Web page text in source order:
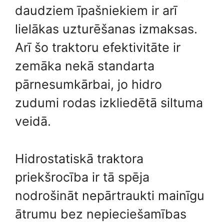
daudziem īpašniekiem ir arī
lielākas uzturēšanas izmaksas.
Arī šo traktoru efektivitāte ir
zemāka nekā standarta
pārnesumkārbai, jo hidro
zudumi rodas izkliedētā siltuma
veidā.
Hidrostatiskā traktora
priekšrocība ir tā spēja
nodrošināt nepārtraukti mainīgu
ātrumu bez nepieciešamības